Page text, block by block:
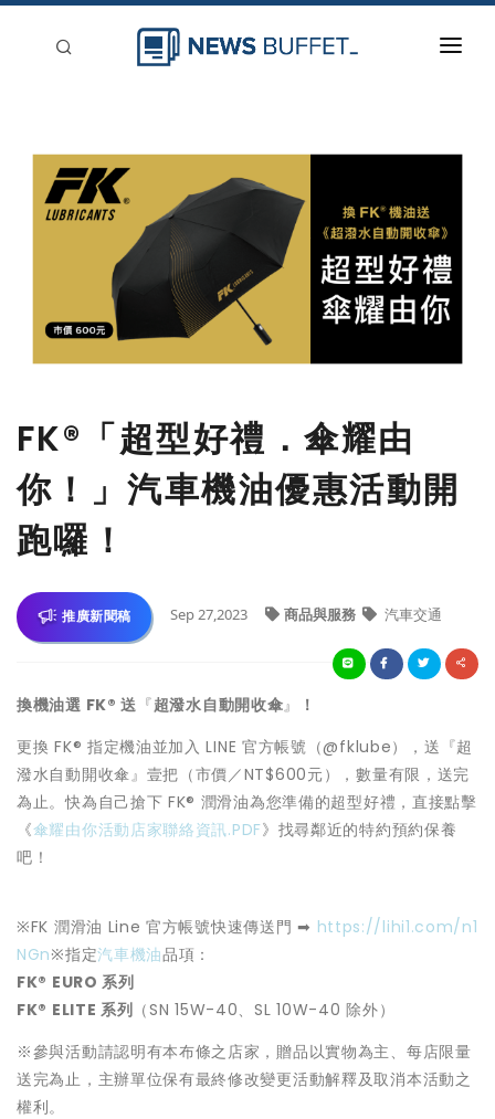
新聞稿分類
登入
FK®「超型好禮．傘耀由
你！」汽車機油優惠活動開
跑囉！
推廣新聞稿 Sep 27,2023 商品與服務 汽車交通
換機油選 FK®送 『超潑水自動開收傘』
！
更換 FK® 指定機油並加入 LINE 官方帳號（@fklube），送『超
潑水自動開收傘』壹把（市價／NT$600元），數量有限，送完
為止。快為自己搶下 FK® 潤滑油為您準備的超型好禮，直接點擊
《傘耀由你活動店家聯絡資訊.PDF》找尋鄰近的特約預約保養
吧！
※FK 潤滑油 Line 官方帳號快速傳送門 ➡ https://lihi1.com/n1
NGn※指定汽車機油品項：
FK® EURO 系列
FK® ELITE 系列 （SN 15W-40、SL 10W-40 除外）
※參與活動請認明有本布條之店家，贈品以實物為主、每店限量
送完為止，主辦單位保有最終修改變更活動解釋及取消本活動之
權利。